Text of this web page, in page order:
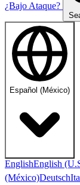
¿Bajo Ataque?
Español (México)
EnglishEnglish
(México)Deutsch